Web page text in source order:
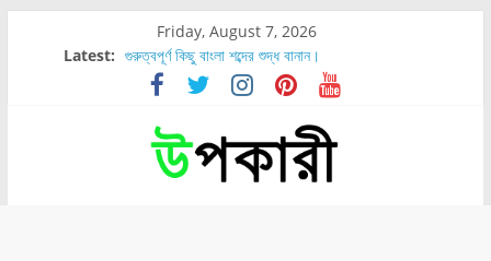
Friday, August 7, 2026
Latest: গুরুত্বপূর্ণ কিছু বাংলা শব্দের শুদ্ধ বানান।
শরীরের কোন অংশে বেডসোর বেশি হয়?
নাসাল টিউব কতদিন রাখা যায়?
রোগীর পিঠ, কোমর এবং পায়ে বেডসোর দেখা গেলে করণীয় কি?
পার্সিমন ফলের স্বাস্থ্য ও পুষ্টি উপকারিতা।